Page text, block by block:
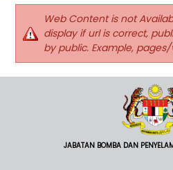
Web Content is not
display if url is correct,
by public. Example,
JABATAN BOMBA DAN